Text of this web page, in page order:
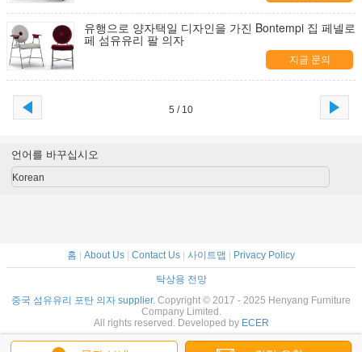
유행으로 양자택일 디자인을 가진 Bontempi 집 페넬로
페 섬유유리 팔 의자
지금 문의
5 / 10
언어를 바꾸십시오
Korean
홈 About Us Contact Us 사이트맵 Privacy Policy
탁상용 전망
중국 섬유유리 포탄 의자 supplier. Copyright © 2017 - 2025 Henyang Furniture
Company Limited.
All rights reserved. Developed by ECER